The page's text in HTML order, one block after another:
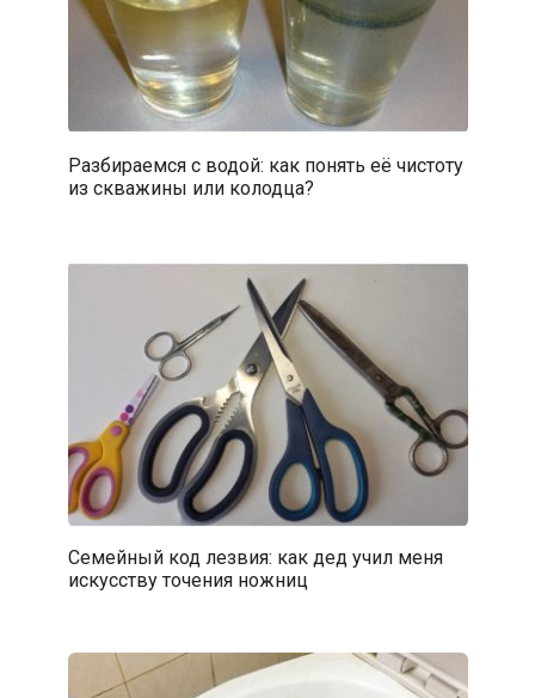
Разбираемся с водой: как понять её чистоту
из скважины или колодца?
Семейный код лезвия: как дед учил меня
искусству точения ножниц